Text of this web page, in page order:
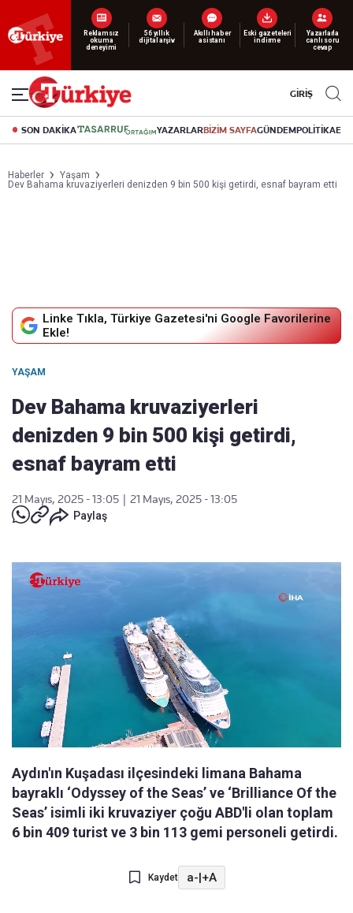
Yeni nesil dijital
abonelik 19 TL’den başlayan fiyatlarla.
GİRİŞ
SON DAKİKA YAZARLARBİZİM SAYFAGÜNDEMPOLİTİKA
Haberler
Yaşam
Dev Bahama kruvaziyerleri denizden 9 bin 500 kişi getirdi, esnaf bayram etti
Linke Tıkla, Türkiye Gazetesi'ni Google Favorilerine
Ekle!
YAŞAM
Dev Bahama kruvaziyerleri
denizden 9 bin 500 kişi getirdi,
esnaf bayram etti
21 Mayıs, 2025 - 13:05
21 Mayıs, 2025 - 13:05
Paylaş
Aydın'ın Kuşadası ilçesindeki limana Bahama
bayraklı ‘Odyssey of the Seas’ ve ‘Brilliance Of the
Seas’ isimli iki kruvaziyer çoğu ABD'li olan toplam
6 bin 409 turist ve 3 bin 113 gemi personeli getirdi.
Kaydet a-|+A